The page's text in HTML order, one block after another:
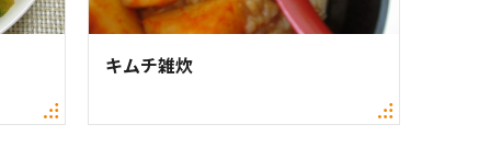
キムチ雑炊